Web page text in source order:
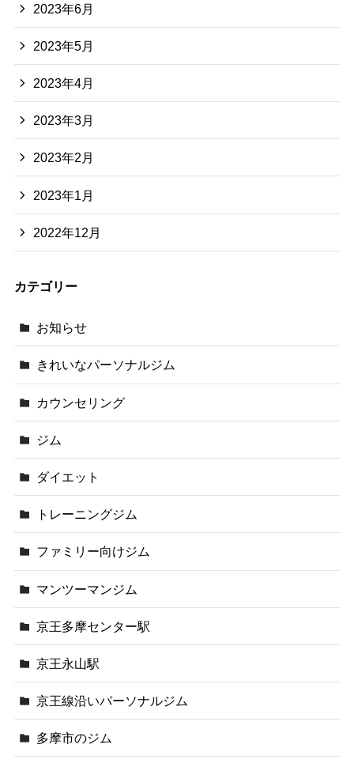
2023年6月
2023年5月
2023年4月
2023年3月
2023年2月
2023年1月
2022年12月
カテゴリー
お知らせ
きれいなパーソナルジム
カウンセリング
ジム
ダイエット
トレーニングジム
ファミリー向けジム
マンツーマンジム
京王多摩センター駅
京王永山駅
京王線沿いパーソナルジム
多摩市のジム